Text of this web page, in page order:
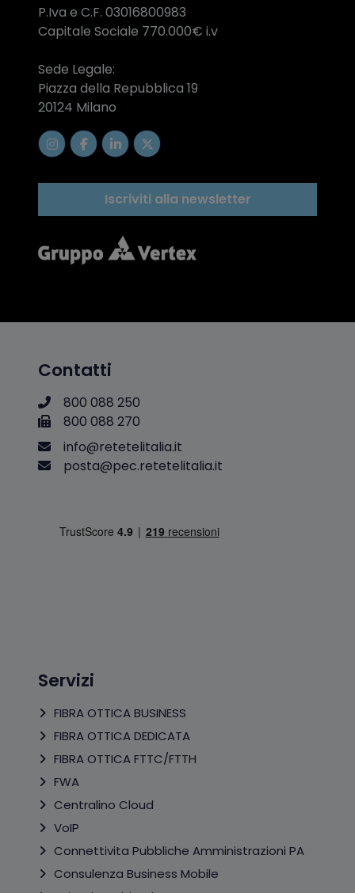
P.Iva e C.F. 03016800983
Capitale Sociale 770.000€ i.v
Sede Legale:
Piazza della Repubblica 19
20124 Milano
Iscriviti alla newsletter
Contatti
800 088 250
800 088 270
info@retetelitalia.it
posta@pec.retetelitalia.it
Servizi
FIBRA OTTICA BUSINESS
FIBRA OTTICA DEDICATA
FIBRA OTTICA FTTC/FTTH
FWA
Centralino Cloud
VoIP
Connettivita Pubbliche Amministrazioni PA
Consulenza Business Mobile